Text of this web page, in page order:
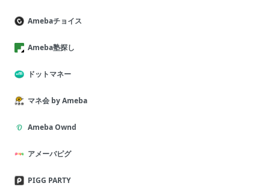
Amebaチョイス
Ameba塾探し
ドットマネー
マネ会 by Ameba
Ameba Ownd
アメーバピグ
PIGG PARTY